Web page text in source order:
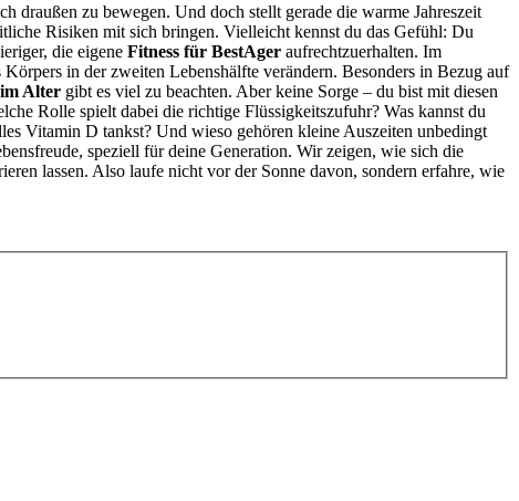
draußen zu bewegen. Und doch stellt gerade die warme Jahreszeit
Risiken mit sich bringen. Vielleicht kennst du das Gefühl: Du
die eigene Fitness für BestAger aufrechtzuerhalten. Im
in der zweiten Lebenshälfte verändern. Besonders in Bezug auf
Alter gibt es viel zu beachten. Aber keine Sorge – du bist mit diesen
Rolle spielt dabei die richtige Flüssigkeitszufuhr? Was kannst du
Vitamin D tankst? Und wieso gehören kleine Auszeiten unbedingt
speziell für deine Generation. Wir zeigen, wie sich die
lassen. Also laufe nicht vor der Sonne davon, sondern erfahre, wie